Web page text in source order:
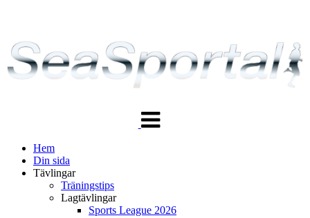
navigering
Hem
Din sida
Tävlingar
Träningstips
Lagtävlingar
Sports League 2026